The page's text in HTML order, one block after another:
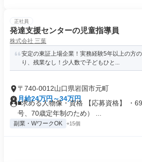
正社員
発達支援センターの児童指導員
株式会社 三葉
安定の東証上場企業！実務経験5年以上の方
り、残業なし！少人数で子どもひと...
〒740-0012山口県岩国市元町
月給24万円～34万円
■求める人物像・資格 【応募資格】 ・
号、70歳定年制のため） ...
副業・WワークOK +15個